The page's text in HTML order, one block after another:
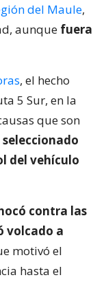
del Maule,
aunque fuera
, el hecho
5 Sur, en la
que son
del vehículo
contra las
volcado a
motivó el
hasta el